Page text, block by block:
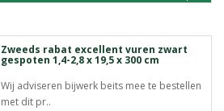
Zweeds rabat excellent vuren zwart
gespoten 1,4-2,8 x 19,5 x 300 cm
Wij adviseren bijwerk beits mee te bestellen
met dit pr..